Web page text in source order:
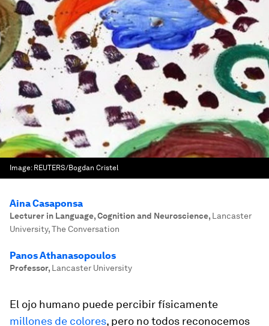
Image: REUTERS/Bogdan Cristel
Aina Casaponsa
Lecturer in Language, Cognition and Neuroscience, Lancaster
University, The Conversation
Panos Athanasopoulos
Professor, Lancaster University
El ojo humano puede percibir físicamente
millones de colores, pero no todos reconocemos